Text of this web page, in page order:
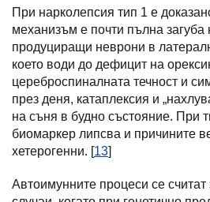
При нарколепсия тип 1 е
механизъм е почти пълна загуба
продуциращи неврони в
което води до дефицит на
цереброспиналната течност и
през деня, катаплексия и
на съня в будно състояние. При
биомаркер липсва и причините
хетерогенни. [13]
Автоимунните процеси се считат